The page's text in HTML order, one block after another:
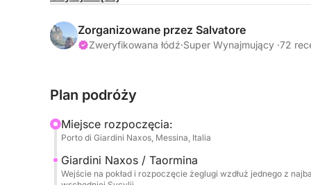
wybrzeża, gdzie krystalicznie czyste morze
krajobrazem. Wybrzeże oferuje tu intensywne
Rejs kontynuuje w kierunku Mazzarò i
zatoki. Czyste wody i ustronne położenie
sugestywny w ciągu dnia.
W końcu docieramy do Sant'Alessio, mijając
Zorganizowane przez Salvatore
Zweryfikowana łódź·Super Wynajmujący ·72
Plan podróży
Miejsce rozpoczęcia:
Porto di Giardini Naxos, Messina, Italia
Giardini Naxos / Taormina
Wejście na pokład i rozpoczęcie żeglugi wzdłuż jednego z